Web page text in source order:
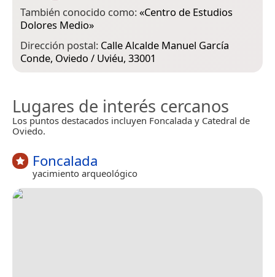
También conocido como:«Centro de Estudios
Dolores Medio»
Dirección postal: Calle Alcalde Manuel García
Conde, Oviedo / Uviéu, 33001
Lugares de interés cercanos
Los puntos destacados incluyen Foncalada y Catedral de
Oviedo.
Foncalada
yacimiento arqueológico